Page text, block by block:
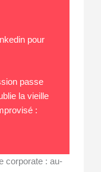
pour
passe
la vieille
:
corporate : au-